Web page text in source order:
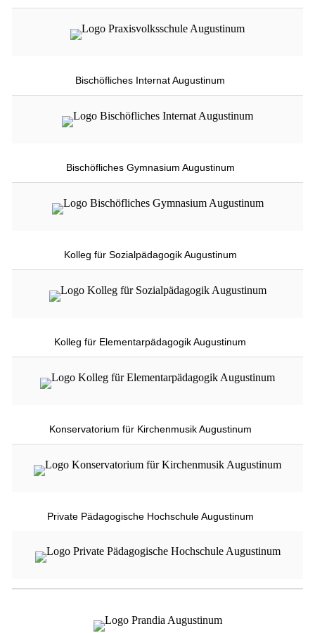
Bischöfliches Internat Augustinum
Bischöfliches Gymnasium Augustinum
Kolleg für Sozialpädagogik Augustinum
Kolleg für Elementarpädagogik Augustinum
Konservatorium für Kirchenmusik Augustinum
Private Pädagogische Hochschule Augustinum